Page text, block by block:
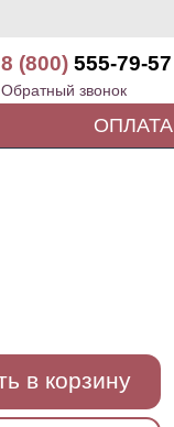
8 (800) 555-79-57
Обратный звонок
ОПЛАТА
в корзину